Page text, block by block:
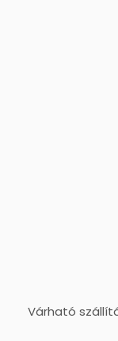
Várható